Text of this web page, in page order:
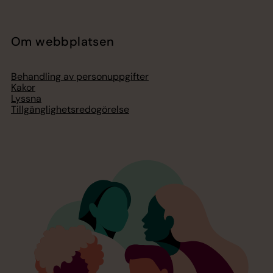
Om webbplatsen
Behandling av personuppgifter
Kakor
Lyssna
Tillgänglighetsredogörelse